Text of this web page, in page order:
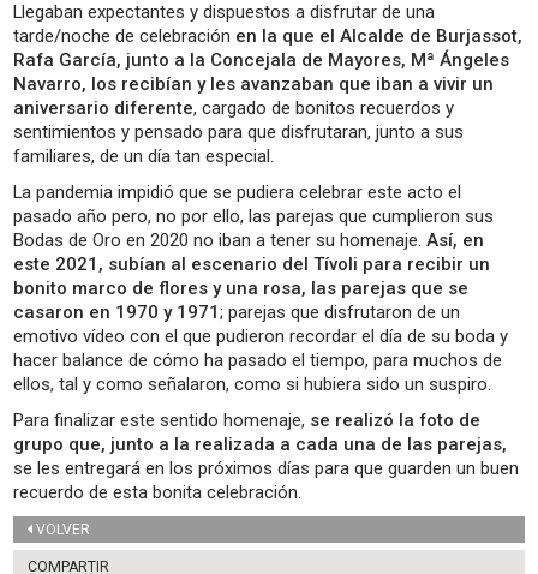
Llegaban expectantes y dispuestos a disfrutar de una
tarde/noche de celebración en la que el Alcalde de Burjassot,
Rafa García, junto a la Concejala de Mayores, Mª Ángeles
Navarro, los recibían y les avanzaban que iban a vivir un
aniversario diferente, cargado de bonitos recuerdos y
sentimientos y pensado para que disfrutaran, junto a sus
familiares, de un día tan especial.
La pandemia impidió que se pudiera celebrar este acto el
pasado año pero, no por ello, las parejas que cumplieron sus
Bodas de Oro en 2020 no iban a tener su homenaje.Así, en
este 2021, subían al escenario del Tívoli para recibir un
bonito marco de flores y una rosa, las parejas que se
casaron en 1970 y 1971; parejas que disfrutaron de un
emotivo vídeo con el que pudieron recordar el día de su boda y
hacer balance de cómo ha pasado el tiempo, para muchos de
ellos, tal y como señalaron, como si hubiera sido un suspiro.
Para finalizar este sentido homenaje, se realizó la foto de
grupo que, junto a la realizada a cada una de las parejas,
se les entregará en los próximos días para que guarden un buen
recuerdo de esta bonita celebración.
VOLVER
COMPARTIR